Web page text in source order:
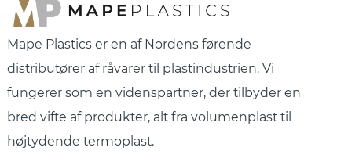
Mape Plastics er en af Nordens førende
distributører af råvarer til plastindustrien. Vi
fungerer som en videnspartner, der tilbyder en
bred vifte af produkter, alt fra volumenplast til
højtydende termoplast.